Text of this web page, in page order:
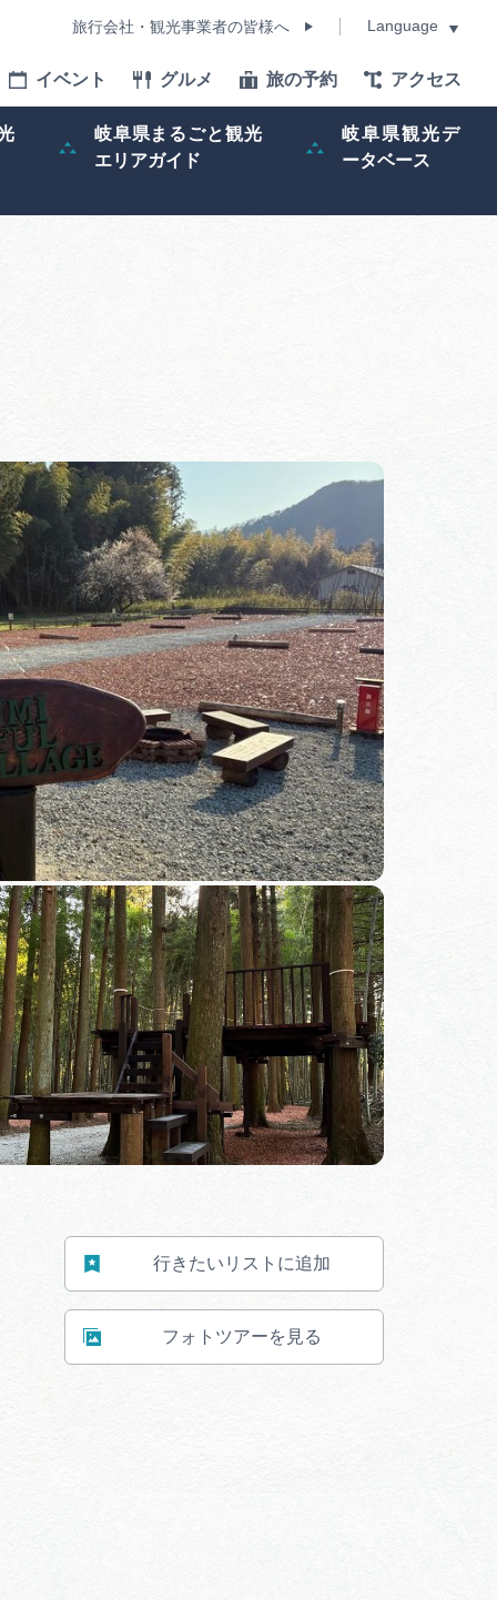
旅行会社・観光事業者の皆様へ Language
イベント グルメ 旅の予約 アクセス
岐阜県まるごと観光
エリアガイド
岐阜県観光デ
ータベース
体験予約サイト「ＶＩＳＩＴ
岐阜県」
観光キャン
岐阜県まるごと観光エリアガ
イド
ベース
の皆様へ フォトライブラリー
ー お問い合わせ
広告掲載 サイトポリシー
行きたいリストに追加
フォトツアーを見る